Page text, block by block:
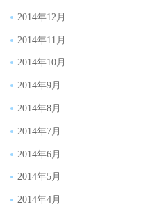
2014年12月
2014年11月
2014年10月
2014年9月
2014年8月
2014年7月
2014年6月
2014年5月
2014年4月